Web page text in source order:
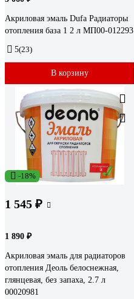
Акриловая эмаль Dufa Радиаторы
отопления база 1 2 л МП00-012293
5(23)
В корзину
-18%
1 545 ₽
1 890 ₽
Акриловая эмаль для радиаторов
отопления Деоль белоснежная,
глянцевая, без запаха, 2.7 л
00020981